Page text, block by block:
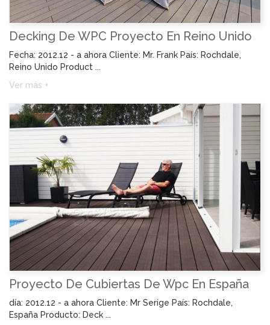
Decking De WPC Proyecto En Reino Unido
Fecha: 2012.12 - a ahora Cliente: Mr. Frank País: Rochdale,
Reino Unido Product ...
Ver más +
Proyecto De Cubiertas De Wpc En España
día: 2012.12 - a ahora Cliente: Mr Serige País: Rochdale,
España Producto: Deck ...